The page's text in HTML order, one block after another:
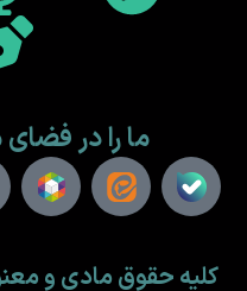
ما را در
کلیه حقوق مادی و